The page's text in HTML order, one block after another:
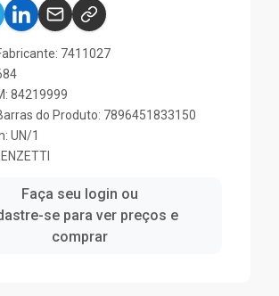
7411027
84219999
do Produto: 7896451833150
UN/1
Faça seu login ou
se para ver preços e
comprar